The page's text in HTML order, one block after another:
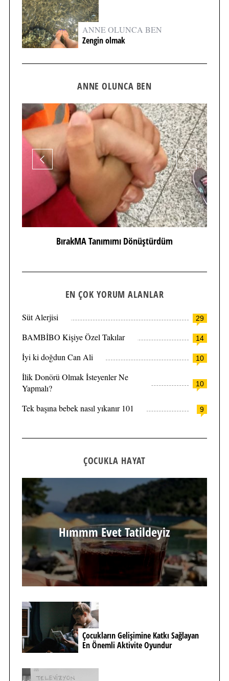
ANNE OLUNCA BEN
Zengin olmak
ANNE OLUNCA BEN
BırakMA Tanımımı Dönüştürdüm
EN ÇOK YORUM ALANLAR
29
Süt Alerjisi
14
BAMBİBO Kişiye Özel Takılar
10
İyi ki doğdun Can Ali
10
İlik Donörü Olmak İsteyenler Ne
Yapmalı?
9
Tek başına bebek nasıl yıkanır 101
ÇOCUKLA HAYAT
Hımmm Evet Tatildeyiz
Çocukların Gelişimine Katkı Sağlayan
En Önemli Aktivite Oyundur